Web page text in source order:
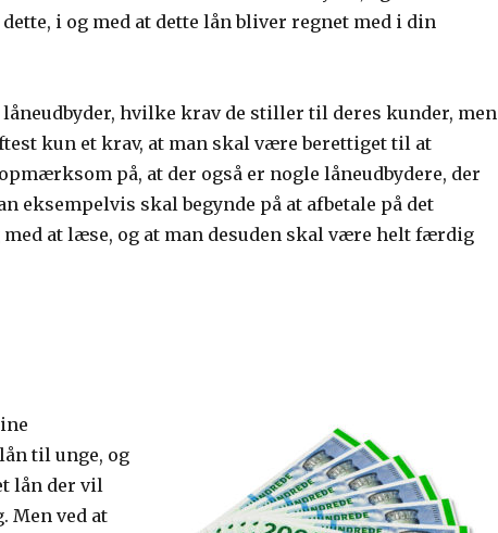
i og med at dette lån bliver regnet med i din
hvilke krav de stiller til deres kunder, men
kun et krav, at man skal være berettiget til at
på, at der også er nogle låneudbydere, der
eksempelvis skal begynde på at afbetale på det
at læse, og at man desuden skal være helt færdig
til unge, og
lån der vil
Men ved at